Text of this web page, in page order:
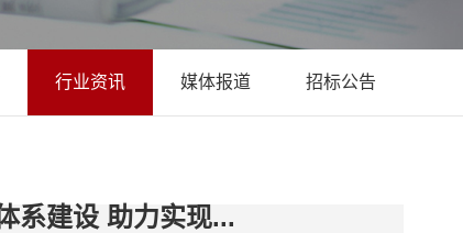
行业资讯 媒体报道 招标公告
系建设 助力实现...